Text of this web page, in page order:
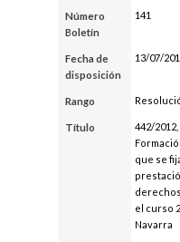
Número
Boletín
141
Fecha de
disposición
13/07/
Rango
Título
442/
que se
el curso
Navarra